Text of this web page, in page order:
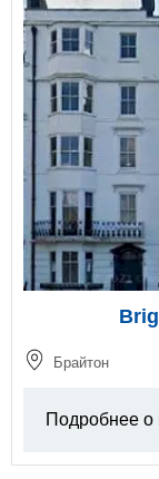
Брайтон
Подробнее о